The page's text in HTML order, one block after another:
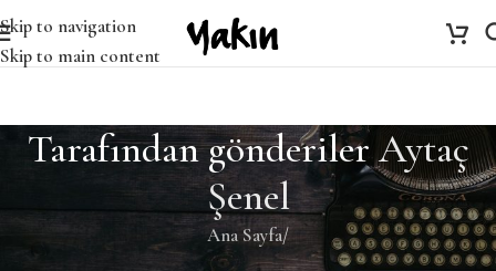
Skip to navigation
Skip to main content
Tarafından gönderilerAytaç
Şenel
Ana Sayfa/